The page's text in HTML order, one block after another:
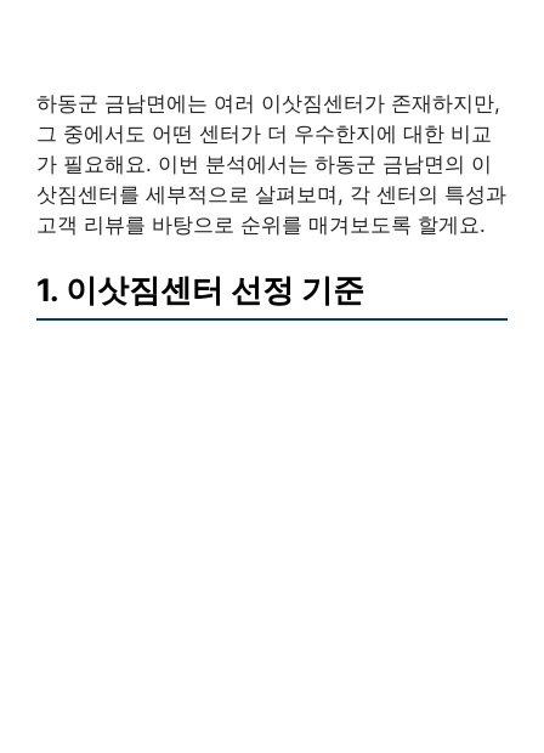
하동군 금남면에는 여러 이삿짐센터가 존재하지만,
그 중에서도 어떤 센터가 더 우수한지에 대한 비교
가 필요해요. 이번 분석에서는 하동군 금남면의 이
삿짐센터를 세부적으로 살펴보며, 각 센터의 특성과
고객 리뷰를 바탕으로 순위를 매겨보도록 할게요.
1. 이삿짐센터 선정 기준